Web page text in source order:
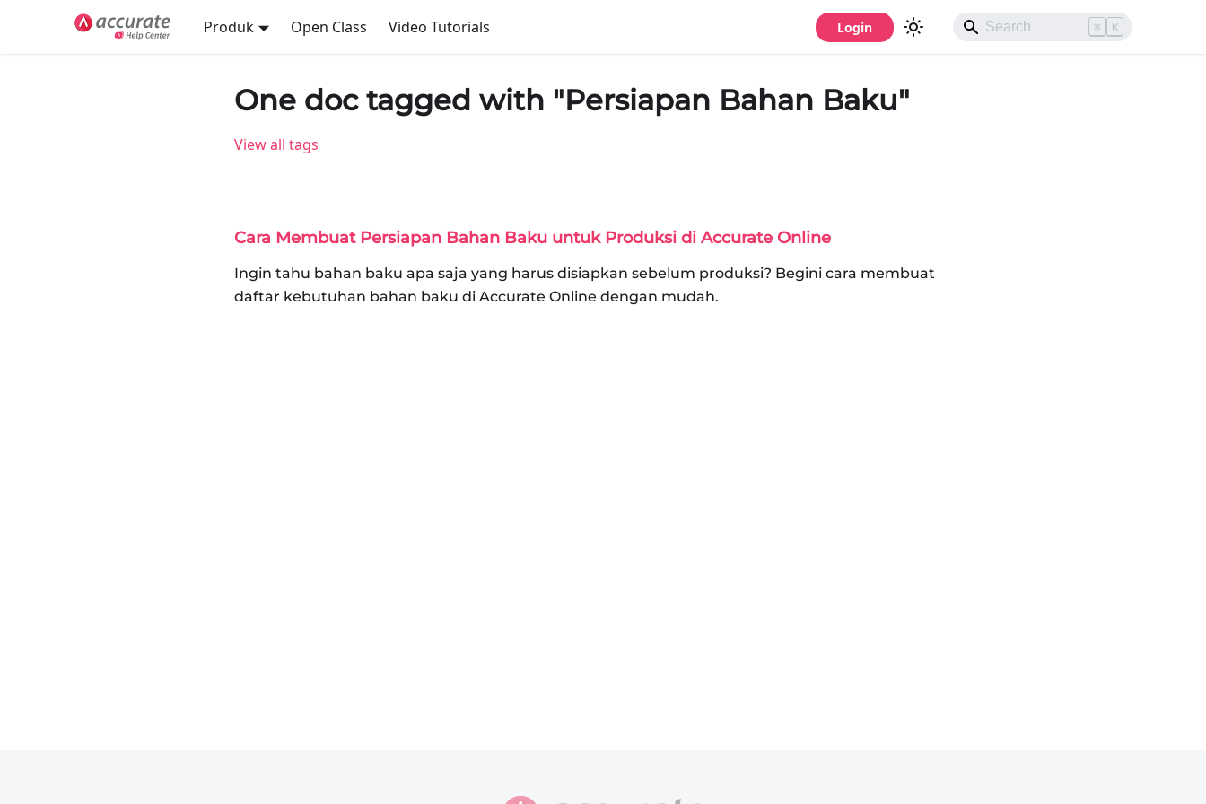
Produk Open Class Video Tutorials Login ⌘ K
One doc tagged with "Persiapan Bahan Baku"
View all tags
Cara Membuat Persiapan Bahan Baku untuk Produksi di Accurate Online
Ingin tahu bahan baku apa saja yang harus disiapkan sebelum produksi? Begini cara membuat
daftar kebutuhan bahan baku di Accurate Online dengan mudah.